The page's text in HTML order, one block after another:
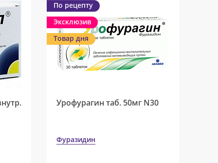
По рецепту
Эксклюзив
Товар дня
Урофурагин таб. 50мг N30
Фуразидин